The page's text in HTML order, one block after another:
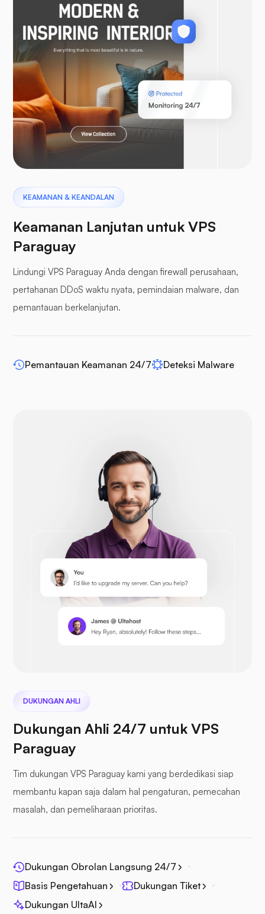
WooCommerce
Bahasa Pemrograman Laravel
Pterodactyl
Panel penyangga
WP-memperluas
Buka Keranjang
Prestashop
File Laut
KEAMANAN & KEANDALAN
Keamanan Lanjutan untuk VPS
Paraguay
Lindungi VPS Paraguay Anda dengan firewall perusahaan,
pertahanan DDoS waktu nyata, pemindaian malware, dan
pemantauan berkelanjutan.
Pemantauan Keamanan 24/7 Deteksi Malware
DUKUNGAN AHLI
Dukungan Ahli 24/7 untuk VPS
Paraguay
Tim dukungan VPS Paraguay kami yang berdedikasi siap
membantu kapan saja dalam hal pengaturan, pemecahan
masalah, dan pemeliharaan prioritas.
Dukungan Obrolan Langsung 24/7
Basis Pengetahuan
Dukungan Tiket
Dukungan UltaAI